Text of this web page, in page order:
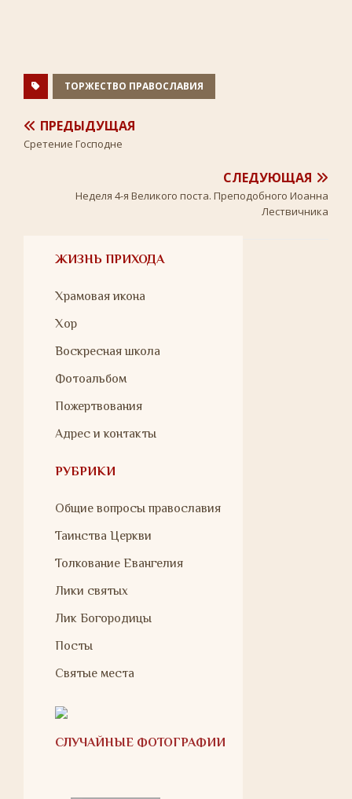
s
n
i
i
ТОРЖЕСТВО ПРАВОСЛАВИЯ
ПРЕДЫДУЩАЯ
Cретение Господне
СЛЕДУЮЩАЯ
Неделя 4-я Великого поста. Преподобного Иоанна
Лествичника
ЖИЗНЬ ПРИХОДА
Храмовая икона
Хор
Воскресная школа
Фотоальбом
Пожертвования
Адрес и контакты
РУБРИКИ
Общие вопросы православия
Таинства Церкви
Толкование Евангелия
Лики святых
Лик Богородицы
Посты
Святые места
СЛУЧАЙНЫЕ ФОТОГРАФИИ